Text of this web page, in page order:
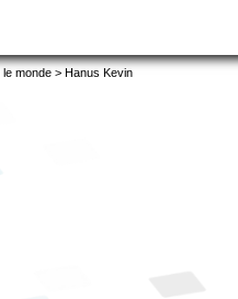
monde > Hanus Kevin